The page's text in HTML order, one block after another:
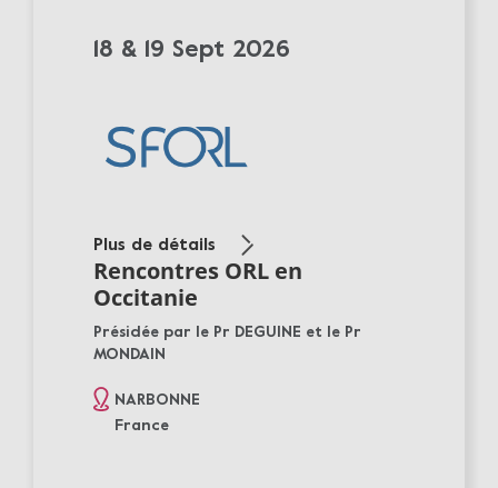
18 & 19 Sept 2026
Plus de détails
Rencontres ORL en
Occitanie
Présidée par le Pr DEGUINE et le Pr
MONDAIN
NARBONNE
France